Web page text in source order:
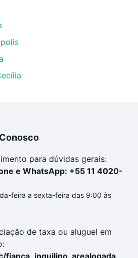
com a gente para comprar o
para dúvidas gerais:
e WhatsApp: +55 11 4020-
feira a sexta-feira das 9:00 às
de taxa ou aluguel em
fianca_inquilino_arealogada